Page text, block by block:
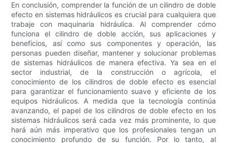
En conclusión, comprender la función de un cilindro de doble
efecto en sistemas hidráulicos es crucial para cualquiera que
trabaje con maquinaria hidráulica. Al comprender cómo
funciona el cilindro de doble acción, sus aplicaciones y
beneficios, así como sus componentes y operación, las
personas pueden diseñar, mantener y solucionar problemas
de sistemas hidráulicos de manera efectiva. Ya sea en el
sector industrial, de la construcción o agrícola, el
conocimiento de los cilindros de doble efecto es esencial
para garantizar el funcionamiento suave y eficiente de los
equipos hidráulicos. A medida que la tecnología continúa
avanzando, el papel de los cilindros de doble efecto en los
sistemas hidráulicos será cada vez más prominente, lo que
hará aún más imperativo que los profesionales tengan un
conocimiento profundo de su función. Por lo tanto, al